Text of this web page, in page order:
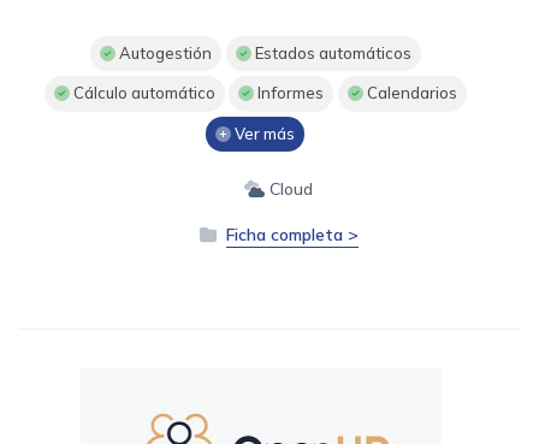
Autogestión Estados automáticos
Cálculo automático Informes Calendarios
Ver más
Cloud
Ficha completa >